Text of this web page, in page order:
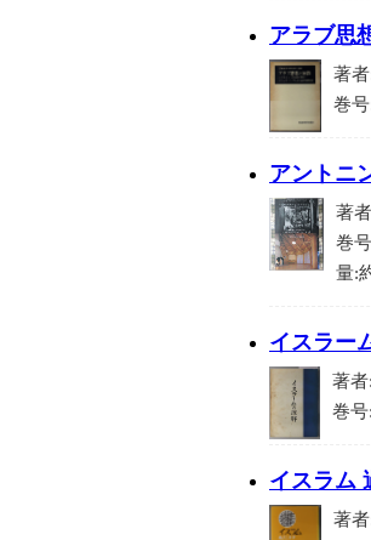
アラブ思
著
巻
アントニ
著
巻
量:
イスラー
著
巻
イスラム
著